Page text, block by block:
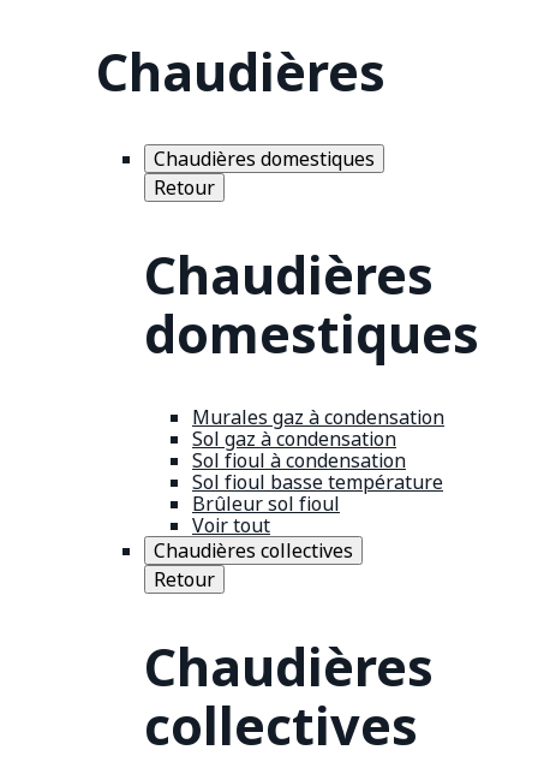
Chaudières
Chaudières domestiques
Retour
Chaudières
domestiques
Murales gaz à condensation
Sol gaz à condensation
Sol fioul à condensation
Sol fioul basse température
Brûleur sol fioul
Voir tout
Chaudières collectives
Retour
Chaudières
collectives